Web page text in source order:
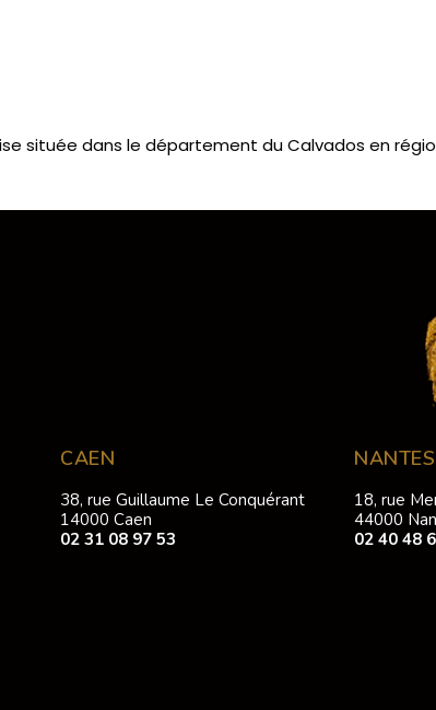
située dans le département du Calvados en
CAEN
38, rue Guillaume Le Conquérant
14000 Caen
02 31 08 97 53
NANTES
18, rue
44000
02 40 48